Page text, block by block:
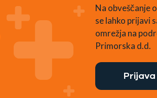
Na obveščanje
se lahko prijavi
omrežja na
Primorska d.d.
Prijava